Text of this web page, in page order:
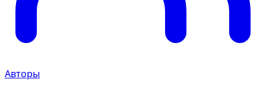
Авторы